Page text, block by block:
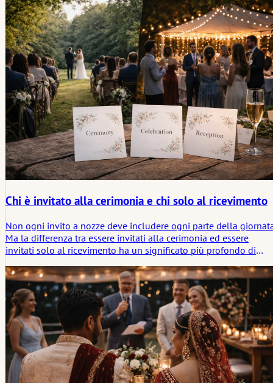
controllate. Le regole d'ingresso vengono lette di nuovo. Un
breve viaggio di famiglia si ritrova improvvisamente all'interno
un processo formale di frontiera.
Chi è invitato alla cerimonia e chi solo al ricevimento
Non ogni invito a nozze deve includere ogni parte della
Ma la differenza tra essere invitati alla cerimonia ed essere
invitati solo al ricevimento ha un significato più profondo di
esamina come fare tale distinzione in modo chiaro, elegante e
un modo che si adatti sia al peso rituale della cerimonia sia alla
realtà sociale del ricevimento.